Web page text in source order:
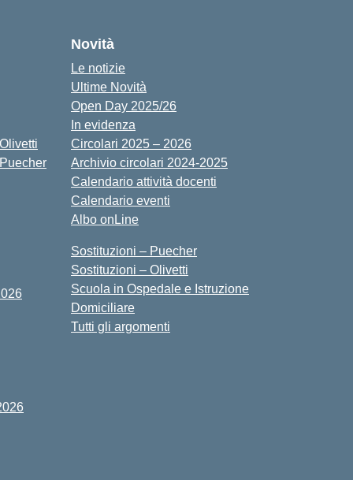
Novità
Le notizie
Ultime Novità
Open Day 2025/26
In evidenza
Circolari 2025 – 2026
Archivio circolari 2024-2025
Calendario attività docenti
Calendario eventi
Albo onLine
Sostituzioni – Puecher
Sostituzioni – Olivetti
Scuola in Ospedale e Istruzione
Domiciliare
Tutti gli argomenti